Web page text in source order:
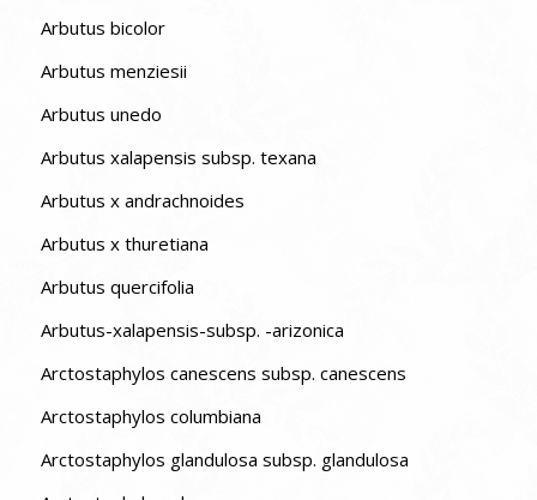
Arbutus bicolor
Arbutus menziesii
Arbutus unedo
Arbutus xalapensis subsp. texana
Arbutus x andrachnoides
Arbutus x thuretiana
Arbutus quercifolia
Arbutus-xalapensis-subsp. -arizonica
Arctostaphylos canescens subsp. canescens
Arctostaphylos columbiana
Arctostaphylos glandulosa subsp. glandulosa